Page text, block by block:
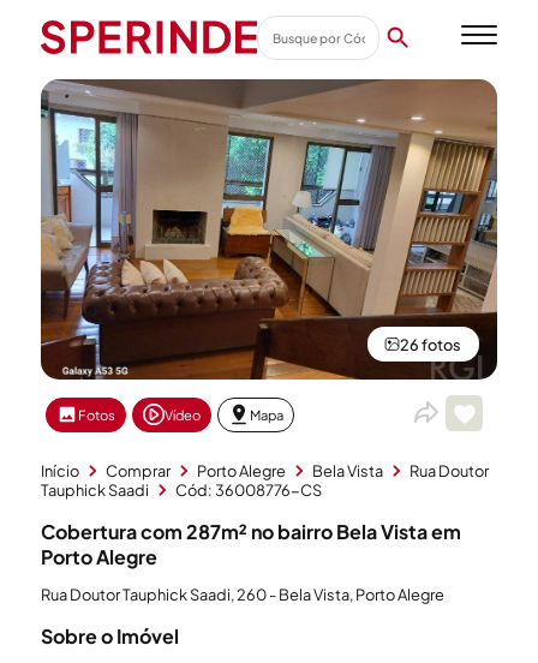
26 fotos
Fotos Vídeo Mapa
Início Comprar Porto Alegre Bela Vista
Rua Doutor
Tauphick Saadi
Cód: 36008776-CS
Cobertura com 287m² no bairro Bela Vista em
Porto Alegre
Rua Doutor Tauphick Saadi, 260 - Bela Vista, Porto Alegre
Sobre o Imóvel